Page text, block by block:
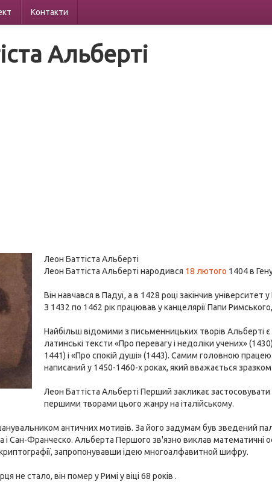
Контакти
Альберті
Леон Баттіста Альберті
Леон Баттіста Альберті народився 18 лютого 1404 в
Він навчався в Падуї, а в 1428 році закінчив
З 1432 по 1462 рік працював у канцелярії Папи
Найбільш відомими з письменницьких творів Альберті є
латинські тексти «Про перевагу і недоліки учених»
1441) і «Про спокій душі» (1443). Самим головною
написаний у 1450-1460-х роках, який вважається зразком
Леон Баттіста Альберті Перший закликає застосовувати
першими творами цього жанру на італійському.
античних мотивів. За його задумам був зведений
Сан-Франческо. Альберта Першого зв'язно виклав математичні
запропонувавши ідею многоалфавитной шифру.
не стало, він помер у Римі у віці 68 років .